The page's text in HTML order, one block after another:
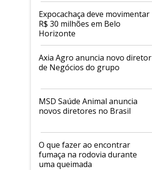
Expocachaça deve movimentar
R$ 30 milhões em Belo
Horizonte
Axia Agro anuncia novo diretor
de Negócios do grupo
MSD Saúde Animal anuncia
novos diretores no Brasil
O que fazer ao encontrar
fumaça na rodovia durante
uma queimada